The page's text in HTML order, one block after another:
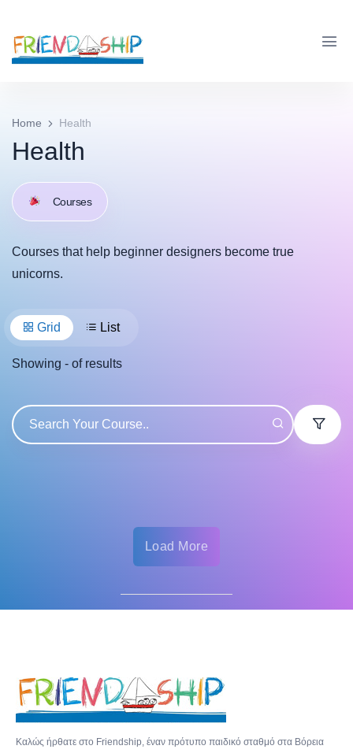
Home Health
Health
Courses
Courses that help beginner designers become true
unicorns.
Grid List
Showing - of results
Load More
Καλώς ήρθατε στο Friendship, έναν πρότυπο παιδικό σταθμό στα Βόρεια